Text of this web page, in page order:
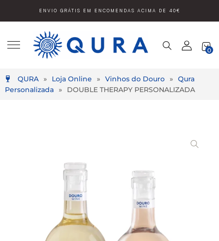
ENVIO GRÁTIS EM ENCOMENDAS ACIMA DE 40€
0
QURA » Loja Online » Vinhos do Douro » Qura
Personalizada » DOUBLE THERAPY PERSONALIZADA